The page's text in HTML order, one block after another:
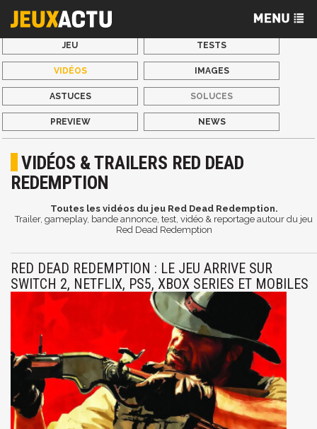
JEU TESTS
VIDÉOS IMAGES
ASTUCES SOLUCES
PREVIEW NEWS
VIDÉOS & TRAILERS RED DEAD
REDEMPTION
Toutes les vidéos du jeu Red Dead Redemption.
Trailer, gameplay, bande annonce, test, vidéo & reportage autour du jeu
Red Dead Redemption
RED DEAD REDEMPTION : LE JEU ARRIVE SUR
SWITCH 2, NETFLIX, PS5, XBOX SERIES ET MOBILES